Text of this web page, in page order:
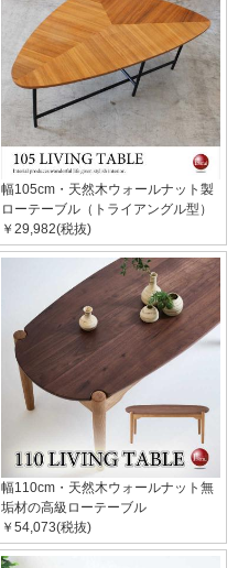
幅105cm・天然木ウォールナット製
ローテーブル（トライアングル型）
￥29,982(税抜)
幅110cm・天然木ウォールナット無
垢材の高級ローテーブル
￥54,073(税抜)